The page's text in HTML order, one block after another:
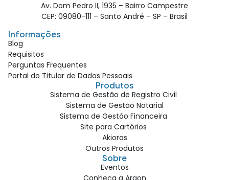
Av. Dom Pedro II, 1935 – Bairro Campestre
CEP: 09080-111 – Santo André – SP – Brasil
Informações
Blog
Requisitos
Perguntas Frequentes
Portal do Titular de Dados Pessoais
Produtos
Sistema de Gestão de Registro Civil
Sistema de Gestão Notarial
Sistema de Gestão Financeira
Site para Cartórios
Akioras
Outros Produtos
Sobre
Eventos